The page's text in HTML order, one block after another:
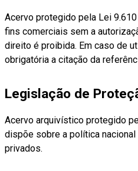
Acervo protegido pela Lei
fins comerciais sem a
direito é proibida. Em caso de
obrigatória a citação da
Legislação de
Acervo arquivístico protegido
dispõe sobre a política
privados.